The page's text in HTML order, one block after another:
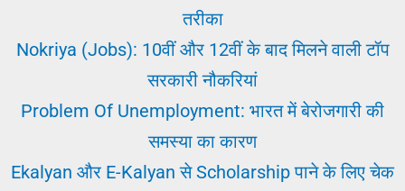
तरीका
Nokriya (Jobs): 10वीं और 12वीं के बाद मिलने वाली टॉप
सरकारी नौकरियां
Problem Of Unemployment: भारत में बेरोजगारी की
समस्या का कारण
Ekalyan और E-Kalyan से Scholarship पाने के लिए चेक